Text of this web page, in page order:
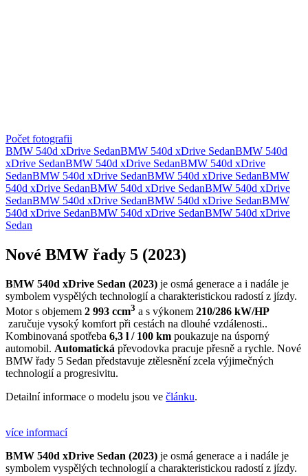
Počet fotografii
BMW 540d xDrive SedanBMW 540d xDrive SedanBMW 540d
xDrive SedanBMW 540d xDrive SedanBMW 540d xDrive
SedanBMW 540d xDrive SedanBMW 540d xDrive SedanBMW
540d xDrive SedanBMW 540d xDrive SedanBMW 540d xDrive
SedanBMW 540d xDrive SedanBMW 540d xDrive SedanBMW
540d xDrive SedanBMW 540d xDrive SedanBMW 540d xDrive
Sedan
Nové BMW řady 5 (2023)
BMW 540d xDrive Sedan (2023) je osmá generace a i nadále je
symbolem vyspělých technologií a charakteristickou radostí z jízdy.
Motor s objemem 2 993 ccm3 a s výkonem 210/286 kW/HP
zaručuje vysoký komfort při cestách na dlouhé vzdálenosti..
Kombinovaná spotřeba 6,3 l / 100 km poukazuje na úsporný
automobil. Automatická převodovka pracuje přesně a rychle. Nové
BMW řady 5 Sedan představuje ztělesnění zcela výjimečných
technologií a progresivitu.
Detailní informace o modelu jsou ve článku.
více informací
BMW 540d xDrive Sedan (2023) je osmá generace a i nadále je
symbolem vyspělých technologií a charakteristickou radostí z jízdy.